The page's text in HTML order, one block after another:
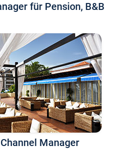
für Pension, B&B
Manager